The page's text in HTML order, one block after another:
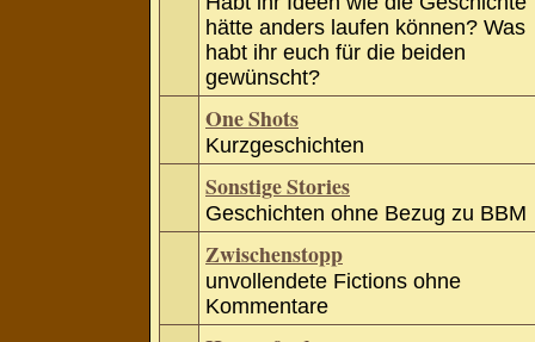
hätte anders laufen können? Was
habt ihr euch für die beiden
gewünscht?
One Shots
Kurzgeschichten
Sonstige Stories
Geschichten ohne Bezug zu BBM
Zwischenstopp
unvollendete Fictions ohne
Kommentare